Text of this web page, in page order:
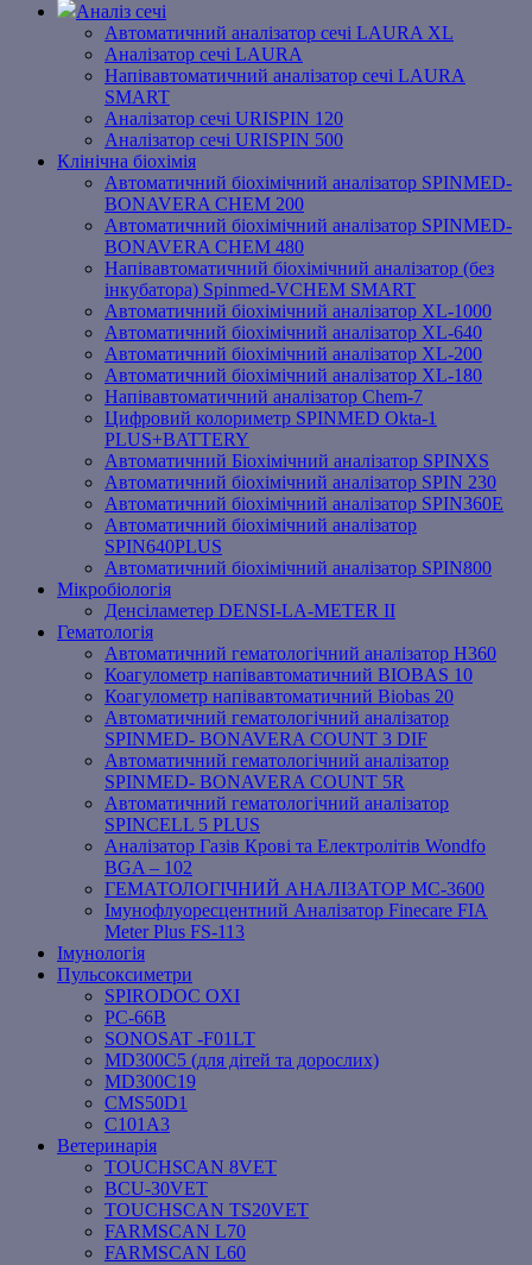
Аналіз сечі
Автоматичний аналізатор сечі LAURA XL
Аналізатор сечі LAURA
Напівавтоматичний аналізатор сечі LAURA
SMART
Аналізатор сечі URISPIN 120
Аналізатор сечі URISPIN 500
Клінічна біохімія
Автоматичний біохімічний аналізатор SPINMED-
BONAVERA CHEM 200
Автоматичний біохімічний аналізатор SPINMED-
BONAVERA CHEM 480
Напівавтоматичний біохімічний аналізатор (без
інкубатора) Spinmed-VCHEM SMART
Автоматичний біохімічний аналізатор XL-1000
Автоматичний біохімічний аналізатор XL-640
Автоматичний біохімічний аналізатор XL-200
Автоматичний біохімічний аналізатор XL-180
Напівавтоматичний аналізатор Chem-7
Цифровий колориметр SPINMED Okta-1
PLUS+BATTERY
Автоматичний Біохімічний аналізатор SPINXS
Автоматичний біохімічний аналізатор SPIN 230
Автоматичний біохімічний аналізатор SPIN360E
Автоматичний біохімічний аналізатор
SPIN640PLUS
Автоматичний біохімічний аналізатор SPIN800
Мікробіологія
Денсіламетер DENSI-LA-METER ІІ
Гематологія
Автоматичний гематологічний аналізатор Н360
Коагулометр напівавтоматичний BIOBAS 10
Коагулометр напівавтоматичний Biobas 20
Автоматичний гематологічний аналізатор
SPINMED- BONAVERA COUNT 3 DIF
Автоматичний гематологічний аналізатор
SPINMED- BONAVERA COUNT 5R
Автоматичний гематологічний аналізатор
SPINCELL 5 PLUS
Аналізатор Газів Крові та Електролітів Wondfo
BGA – 102
ГЕМАТОЛОГІЧНИЙ АНАЛІЗАТОР MC-3600
Імунофлуоресцентний Аналізатор Finecare FIA
Meter Plus FS-113
Імунологія
Пульсоксиметри
SPIRODOC OXI
PC-66B
SONOSAT -F01LT
MD300C5 (для дітей та дорослих)
MD300C19
СMS50D1
С101A3
Ветеринарія
TOUCHSCAN 8VET
BCU-30VET
TOUCHSCAN TS20VET
FARMSCAN L70
FARMSCAN L60